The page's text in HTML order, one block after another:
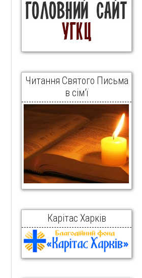
Читання Святого Письма
в сім’ї
Карітас Харків